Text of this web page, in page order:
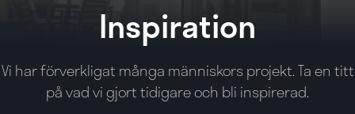
Inspiration
Vi har förverkligat många människors projekt. Ta en titt
på vad vi gjort tidigare och bli inspirerad.